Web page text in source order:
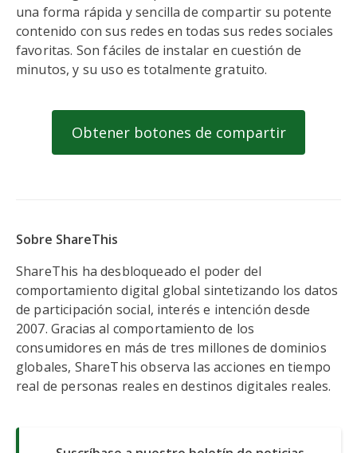
una forma rápida y sencilla de compartir su potente
contenido con sus redes en todas sus redes sociales
favoritas. Son fáciles de instalar en cuestión de
minutos, y su uso es totalmente gratuito.
Obtener botones de compartir
Sobre ShareThis
ShareThis ha desbloqueado el poder del
comportamiento digital global sintetizando los datos
de participación social, interés e intención desde
2007. Gracias al comportamiento de los
consumidores en más de tres millones de dominios
globales, ShareThis observa las acciones en tiempo
real de personas reales en destinos digitales reales.